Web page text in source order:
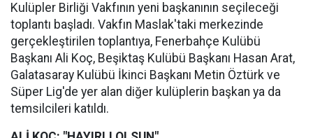
Kulüpler Birliği Vakfının yeni başkanının seçileceği
toplantı başladı. Vakfın Maslak'taki merkezinde
gerçekleştirilen toplantıya, Fenerbahçe Kulübü
Başkanı Ali Koç, Beşiktaş Kulübü Başkanı Hasan Arat,
Galatasaray Kulübü İkinci Başkanı Metin Öztürk ve
Süper Lig'de yer alan diğer kulüplerin başkan ya da
temsilcileri katıldı.